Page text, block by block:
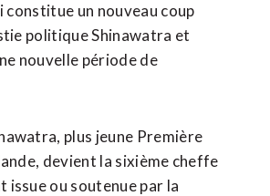
constitue un nouveau coup
politique Shinawatra et
nouvelle période de
plus jeune Première
devient la sixième cheffe
issue ou soutenue par la